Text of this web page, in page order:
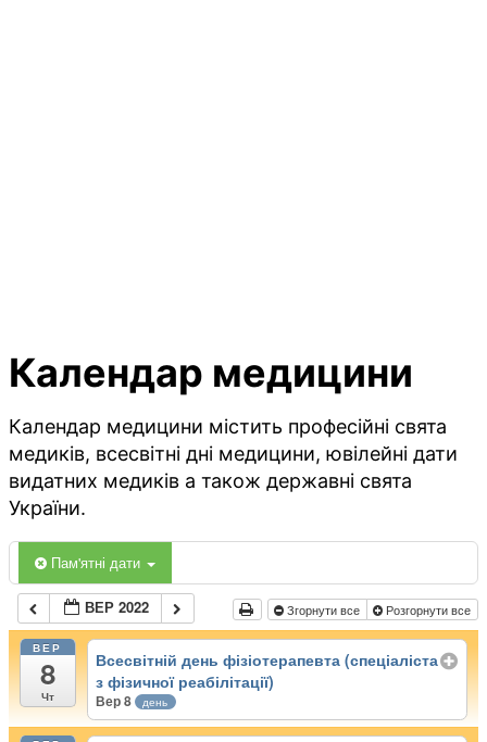
Календар медицини
Календар медицини містить професійні свята
медиків, всесвітні дні медицини, ювілейні дати
видатних медиків а також державні свята
України.
Пам'ятні дати
ВЕР 2022 Згорнути все Розгорнути все
ВЕР
8
Чт
Всесвітній день фізіотерапевта (спеціаліста
з фізичної реабілітації)
Вер 8 день